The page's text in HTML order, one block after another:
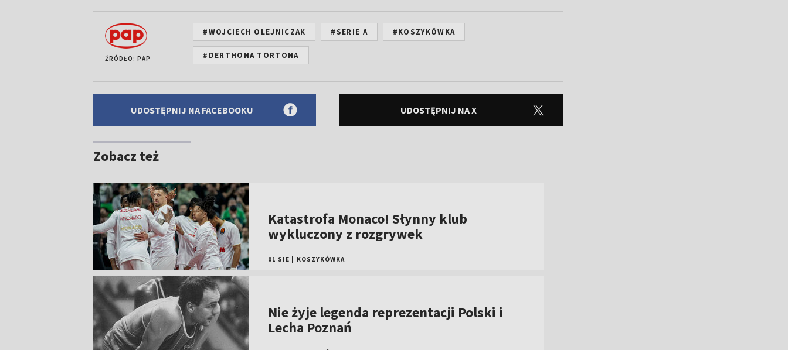
ŹRÓDŁO: PAP
#WOJCIECH OLEJNICZAK #SERIE A #KOSZYKÓWKA
#DERTHONA TORTONA
UDOSTĘPNIJ NA FACEBOOKU UDOSTĘPNIJ NA X
Zobacz też
Katastrofa Monaco! Słynny klub
wykluczony z rozgrywek
01 SIE KOSZYKÓWKA
Nie żyje legenda reprezentacji Polski i
Lecha Poznań